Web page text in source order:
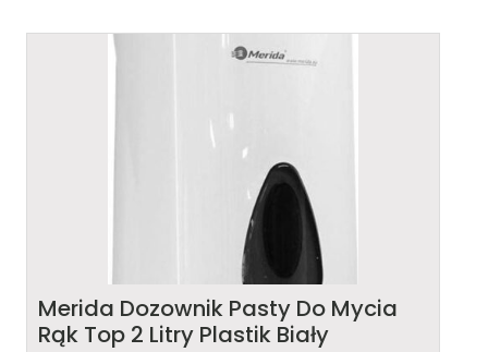
Merida Dozownik Pasty Do Mycia
Rąk Top 2 Litry Plastik Biały